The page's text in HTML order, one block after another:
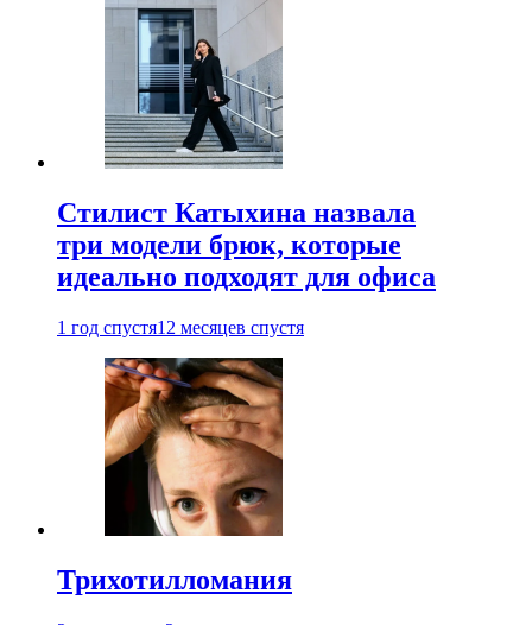
Стилист Катыхина назвала
три модели брюк, которые
идеально подходят для офиса
1 год спустя12 месяцев спустя
Трихотилломания